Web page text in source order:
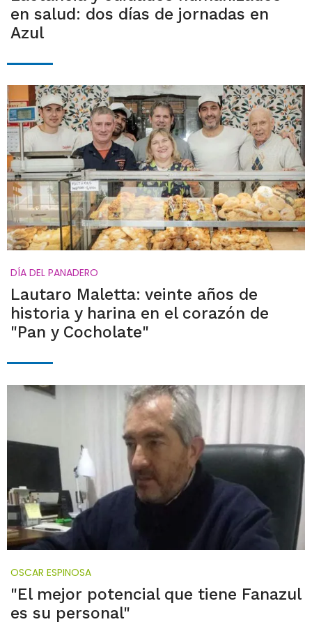
en salud: dos días de jornadas en
Azul
DÍA DEL PANADERO
Lautaro Maletta: veinte años de
historia y harina en el corazón de
"Pan y Cocholate"
OSCAR ESPINOSA
"El mejor potencial que tiene Fanazul
es su personal"